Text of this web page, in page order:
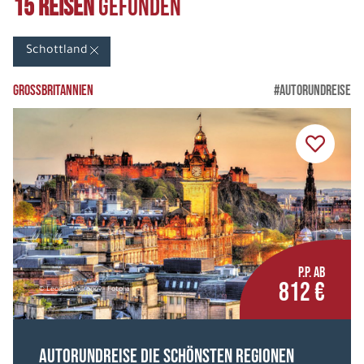
Island (0)
Skandinavien
REISEART
Autorundreise (8)
Bahnreise (1)
Busreisen (6)
Erlebnisreisen (2)
15 Reisengefunden
Schottland
GROSSBRITANNIEN #AUTORUNDREISE
© Leonid Andronov - Fotolia
P.P. AB
812 €
Autorundreise Die schönsten Regionen